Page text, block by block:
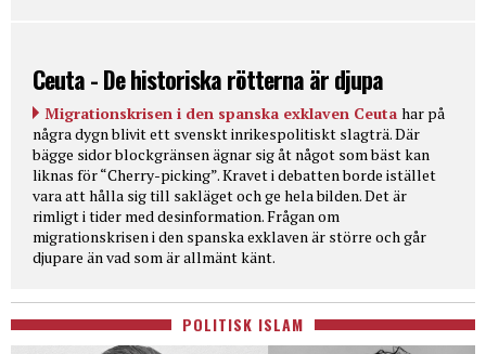
Ceuta - De historiska rötterna är djupa
Migrationskrisen i den spanska exklaven Ceuta har på
några dygn blivit ett svenskt inrikespolitiskt slagträ. Där
bägge sidor blockgränsen ägnar sig åt något som bäst kan
liknas för “Cherry-picking”. Kravet i debatten borde istället
vara att hålla sig till sakläget och ge hela bilden. Det är
rimligt i tider med desinformation. Frågan om
migrationskrisen i den spanska exklaven är större och går
djupare än vad som är allmänt känt.
POLITISK ISLAM